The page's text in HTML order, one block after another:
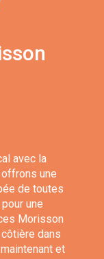
avec la
une
de toutes
une
Morisson
dans
et